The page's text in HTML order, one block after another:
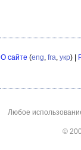
О сайте (eng, fra, укр) |
Любое
©